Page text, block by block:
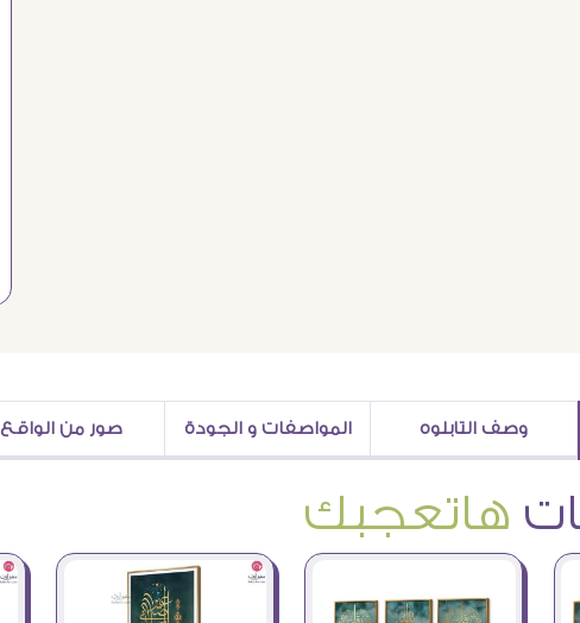
وصف التابلوه المواصفات و الجودة صور من الواقع
هاتعجبك